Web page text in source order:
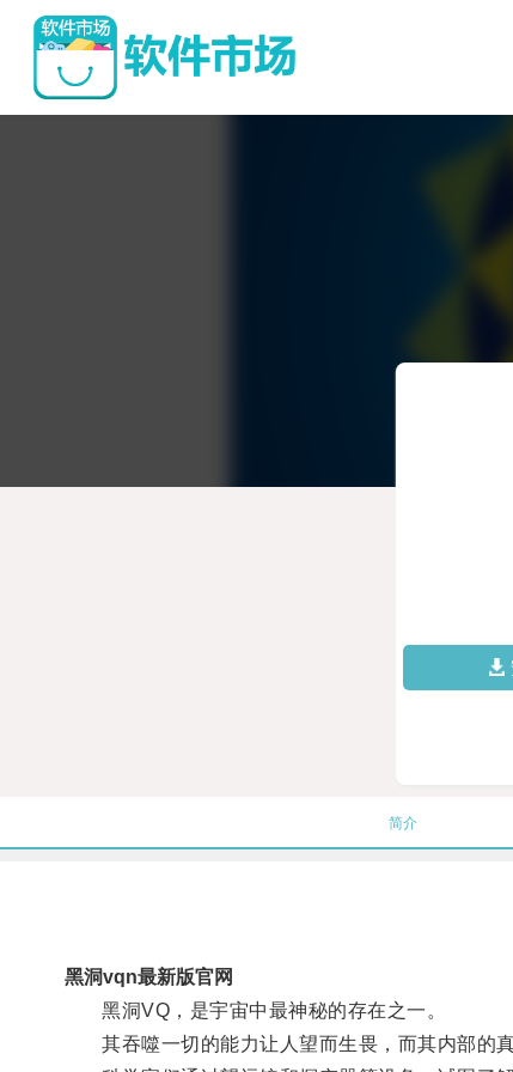
简介
黑洞vqn最新版官网
黑洞VQ，是宇宙中最神秘的存在之一。
其吞噬一切的能力让人望而生畏，而其内部的真